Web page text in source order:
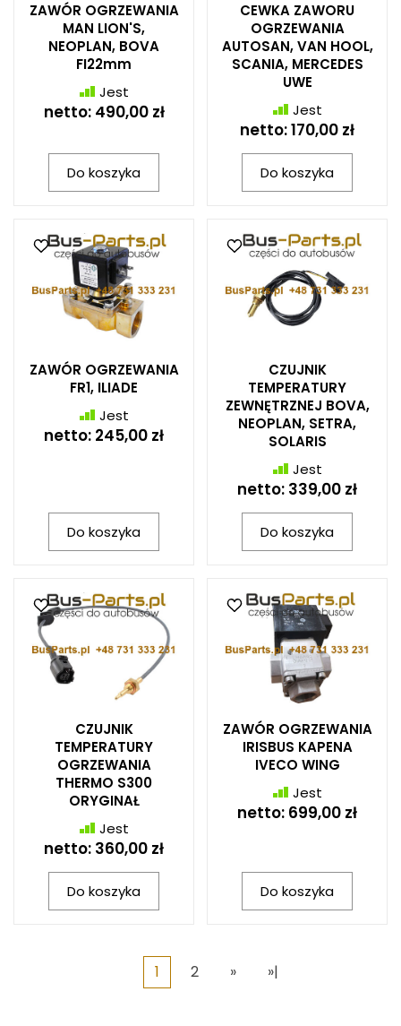
ZAWÓR OGRZEWANIA
MAN LION'S,
NEOPLAN, BOVA
FI22mm
Jest
netto: 490,00 zł
Do koszyka
CEWKA ZAWORU
OGRZEWANIA
AUTOSAN, VAN HOOL,
SCANIA, MERCEDES
UWE
Jest
netto:170,00 zł
Do koszyka
ZAWÓR OGRZEWANIA
FR1, ILIADE
Jest
netto: 245,00 zł
Do koszyka
CZUJNIK
TEMPERATURY
ZEWNĘTRZNEJ BOVA,
NEOPLAN, SETRA,
SOLARIS
Jest
netto: 339,00 zł
Do koszyka
CZUJNIK
TEMPERATURY
OGRZEWANIA
THERMO S300
ORYGINAŁ
Jest
netto: 360,00 zł
Do koszyka
ZAWÓR OGRZEWANIA
IRISBUS KAPENA
IVECO WING
Jest
netto: 699,00 zł
Do koszyka
1 2 » »|